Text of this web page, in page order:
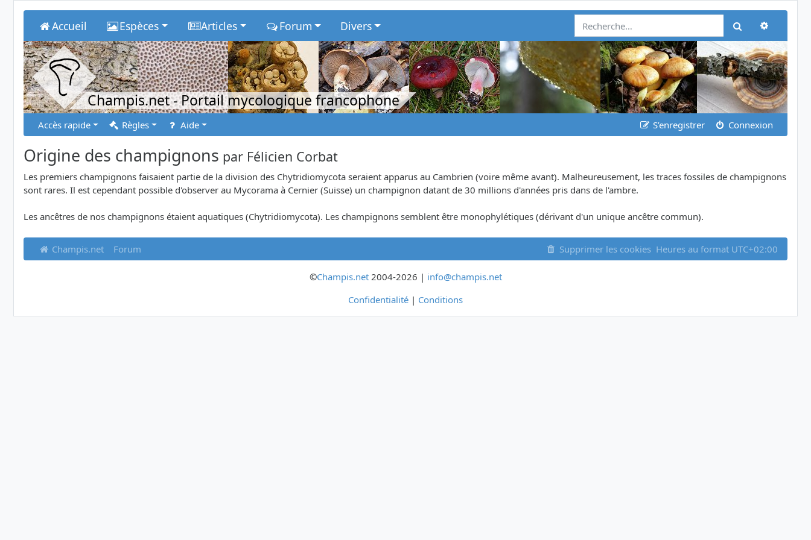
Accueil Espèces Articles Forum Divers Rechercher
Champis.net- Portail mycologique francophone
Accès rapide Règles Aide S’enregistrer Connexion
Origine des champignons par Félicien Corbat
Les premiers champignons faisaient partie de la division des Chytridiomycota seraient apparus au Cambrien (voire même avant). Malheureusement, les traces fossiles de champignons
sont rares. Il est cependant possible d'observer au Mycorama à Cernier (Suisse) un champignon datant de 30 millions d'années pris dans de l'ambre.
Les ancêtres de nos champignons étaient aquatiques (Chytridiomycota). Les champignons semblent être monophylétiques (dérivant d'un unique ancêtre commun).
Champis.net Forum Supprimer les cookies Heures au format UTC+02:00
©Champis.net2004-2026 | info@champis.net
Confidentialité | Conditions